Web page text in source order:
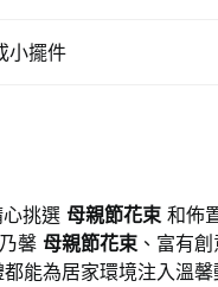
小擺件
挑選 母親節花束和佈
馨 母親節花束、富有
能為居家環境注入溫